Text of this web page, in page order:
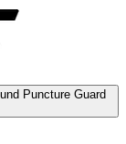
Puncture Guard